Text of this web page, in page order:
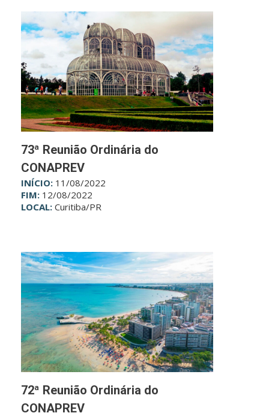
73ª Reunião Ordinária do
CONAPREV
INÍCIO: 11/08/2022
FIM: 12/08/2022
LOCAL: Curitiba/PR
72ª Reunião Ordinária do
CONAPREV